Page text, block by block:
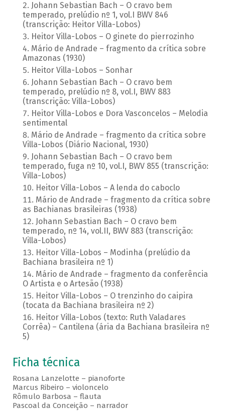
Johann Sebastian Bach – O cravo bem
temperado, prelúdio nº 1, vol.I BWV 846
(transcrição: Heitor Villa-Lobos)
Heitor Villa-Lobos – O ginete do pierrozinho
Mário de Andrade – fragmento da crítica sobre
Amazonas (1930)
Heitor Villa-Lobos – Sonhar
Johann Sebastian Bach – O cravo bem
temperado, prelúdio nº 8, vol.I, BWV 883
(transcrição: Villa-Lobos)
Heitor Villa-Lobos e Dora Vasconcelos – Melodia
sentimental
Mário de Andrade – fragmento da crítica sobre
Villa-Lobos (Diário Nacional, 1930)
Johann Sebastian Bach – O cravo bem
temperado, fuga nº 10, vol.I, BWV 855 (transcrição:
Villa-Lobos)
Heitor Villa-Lobos – A lenda do caboclo
Mário de Andrade – fragmento da crítica sobre
as Bachianas brasileiras (1938)
Johann Sebastian Bach – O cravo bem
temperado, nº 14, vol.II, BWV 883 (transcrição:
Villa-Lobos)
Heitor Villa-Lobos – Modinha (prelúdio da
Bachiana brasileira nº 1)
Mário de Andrade – fragmento da conferência
O Artista e o Artesão (1938)
Heitor Villa-Lobos – O trenzinho do caipira
(tocata da Bachiana brasileira nº 2)
Heitor Villa-Lobos (texto: Ruth Valadares
Corrêa) – Cantilena (ária da Bachiana brasileira nº
5)
Ficha técnica
Rosana Lanzelotte – pianoforte
Marcus Ribeiro – violoncelo
Rômulo Barbosa – flauta
Pascoal da Conceição – narrador